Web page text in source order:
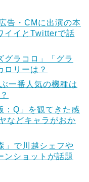
告・CMに出演の本
イイとTwitterで話
グラコロ」「グラ
ロリーは？
一番人気の機種は
：Q」を観てきた感
などキャラがおか
」で川越シェフや
ンショットが話題